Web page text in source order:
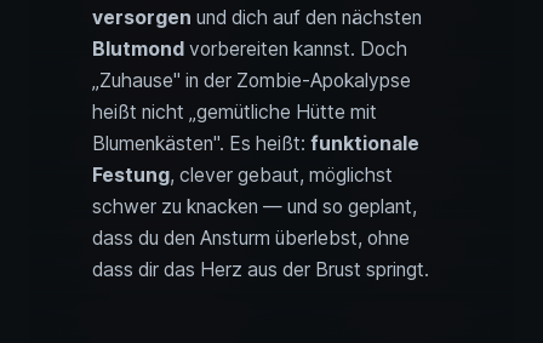
versorgen und dich auf den nächsten
Blutmond vorbereiten kannst. Doch
„Zuhause" in der Zombie-Apokalypse
heißt nicht „gemütliche Hütte mit
Blumenkästen". Es heißt: funktionale
Festung, clever gebaut, möglichst
schwer zu knacken — und so geplant,
dass du den Ansturm überlebst, ohne
dass dir das Herz aus der Brust springt.